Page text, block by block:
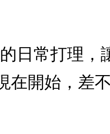
日常打理，
在開始，差